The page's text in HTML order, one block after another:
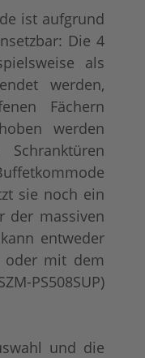
Konfigurator alles
- 10.347,00 €
ist aufgrund
Die 4
als
werden,
Fächern
werden
sie noch ein
der massiven
entweder
oder mit dem
PS508SUP)
und die